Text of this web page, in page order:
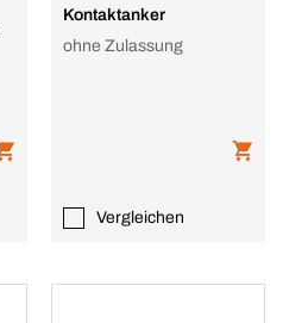
Kontaktanker
ohne Zulassung
Vergleichen